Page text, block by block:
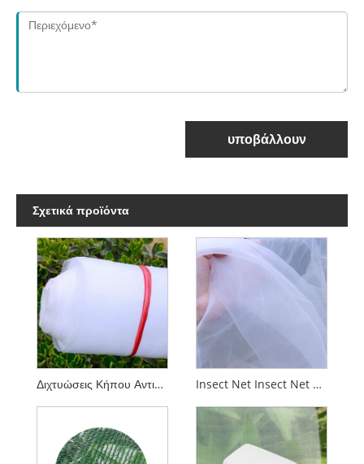
υποβάλλουν
Σχετικά προϊόντα
Διχτυώσεις Κήπου Αντικουνουπικό Δίχτυ για Φυτά Λαχανικά Λουλούδια Insect Net Insect Net Anti Insect Net for Greenhouse